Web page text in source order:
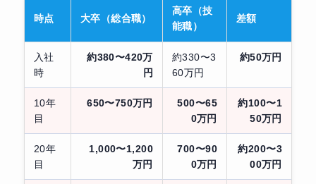
時点 大卒（総合職）
高卒（技
能職）
差額
入社
時
約380〜420万
円
約330〜3
60万円
約50万円
10年
目
650〜750万円
500〜65
0万円
約100〜1
50万円
20年
目
1,000〜1,200
万円
700〜90
0万円
約200〜3
00万円